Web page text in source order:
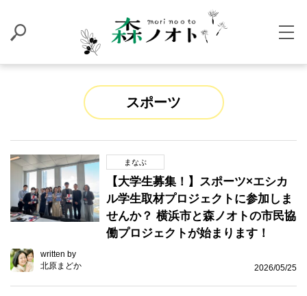
スポーツ
まなぶ
【大学生募集！】スポーツ×エシカ
ル学生取材プロジェクトに参加しま
せんか？ 横浜市と森ノオトの市民協
働プロジェクトが始まります！
written by
北原まどか
2026/05/25